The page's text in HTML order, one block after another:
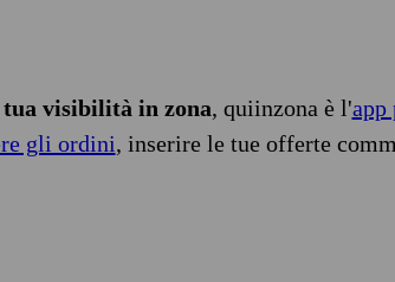
visibilità in zona, quiinzona è l'app
gli ordini, inserire le tue offerte